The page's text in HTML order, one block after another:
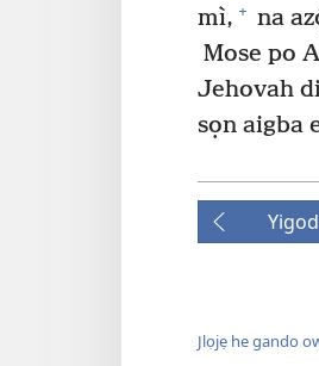
mì, + na
Mose po
Jehovah
sọn aigba
Jlọjẹ he gando